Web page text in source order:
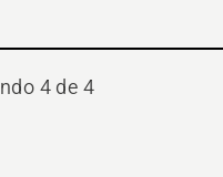
4 de 4